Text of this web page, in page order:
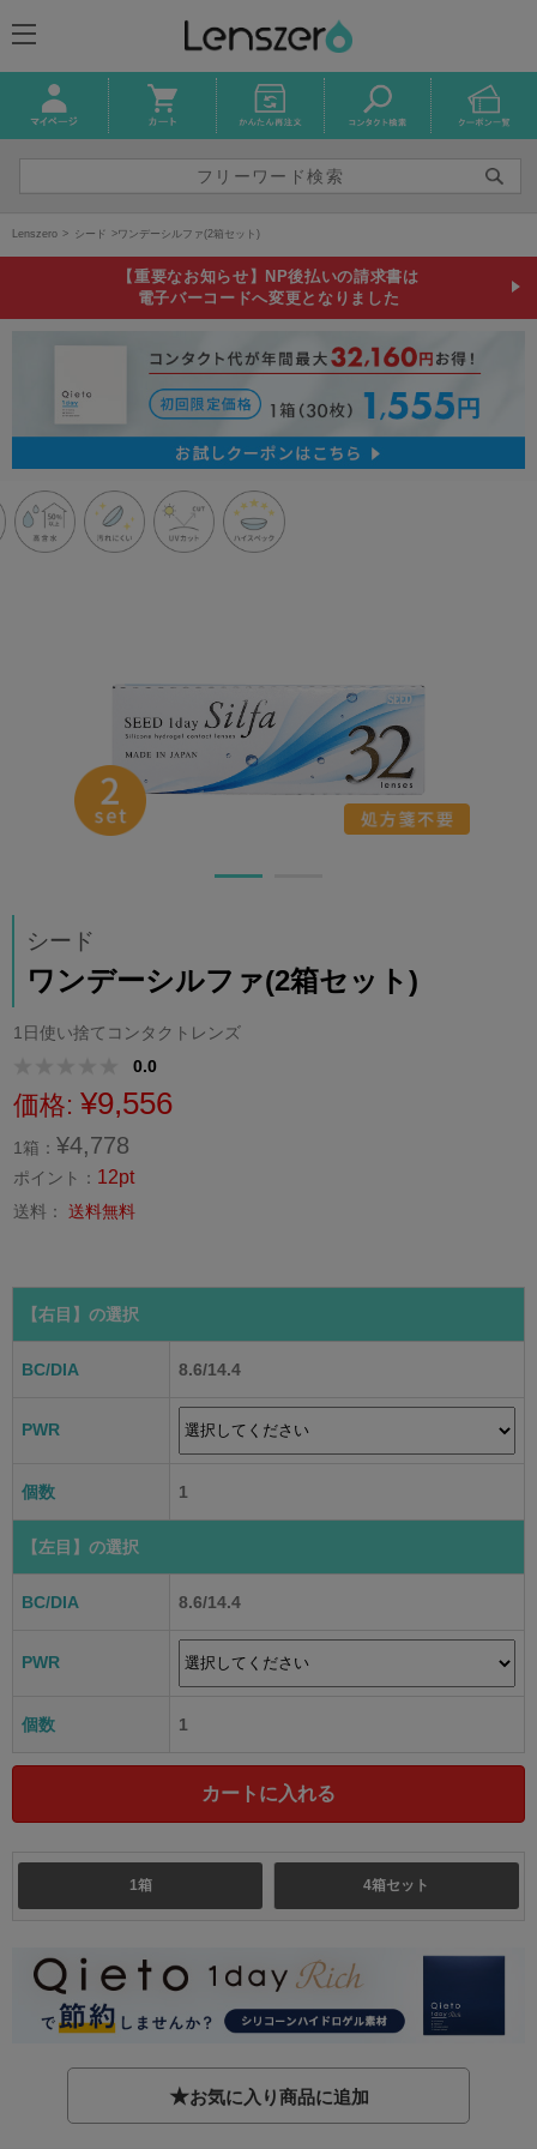
Lenszero シード ワンデーシルファ(2箱セット)
【重要なお知らせ】NP後払いの請求書は
電子バーコードへ変更となりました
シード
ワンデーシルファ(2箱セット)
1日使い捨てコンタクトレンズ
0.0
価格: ¥9,556
1箱： ¥4,778
ポイント： 12pt
送料：送料無料
【右目】 の選択
BC/DIA 8.6/14.4
PWR
個数 1
【左目】 の選択
BC/DIA 8.6/14.4
PWR
個数 1
1箱 4箱セット
★お気に入り商品に追加